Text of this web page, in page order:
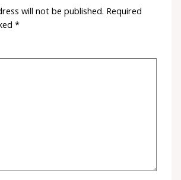
will not be published. Required
*